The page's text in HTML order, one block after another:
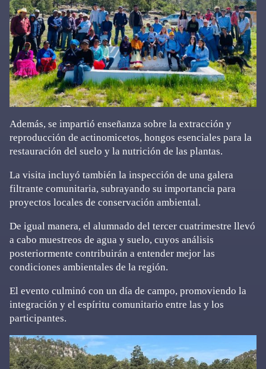
Además, se impartió enseñanza sobre la extracción y
reproducción de actinomicetos, hongos esenciales para la
restauración del suelo y la nutrición de las plantas.
La visita incluyó también la inspección de una galera
filtrante comunitaria, subrayando su importancia para
proyectos locales de conservación ambiental.
De igual manera, el alumnado del tercer cuatrimestre llevó
a cabo muestreos de agua y suelo, cuyos análisis
posteriormente contribuirán a entender mejor las
condiciones ambientales de la región.
El evento culminó con un día de campo, promoviendo la
integración y el espíritu comunitario entre las y los
participantes.